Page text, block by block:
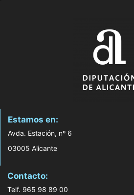
Estamos en:
Avda. Estación, nº 6
03005 Alicante
Contacto:
Telf. 965 98 89 00